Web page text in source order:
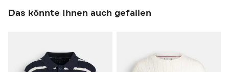
Das könnte Ihnen auch gefallen